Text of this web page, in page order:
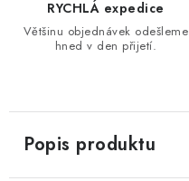
RYCHLÁ expedice
Většinu objednávek odešleme
hned v den přijetí.
Popis produktu